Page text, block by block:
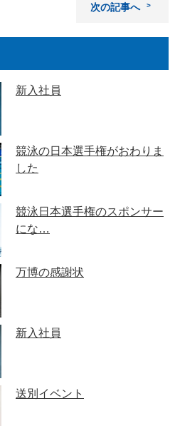
次の記事へ
新入社員
競泳の日本選手権がおわりま
した
競泳日本選手権のスポンサー
にな…
万博の感謝状
新入社員
送別イベント